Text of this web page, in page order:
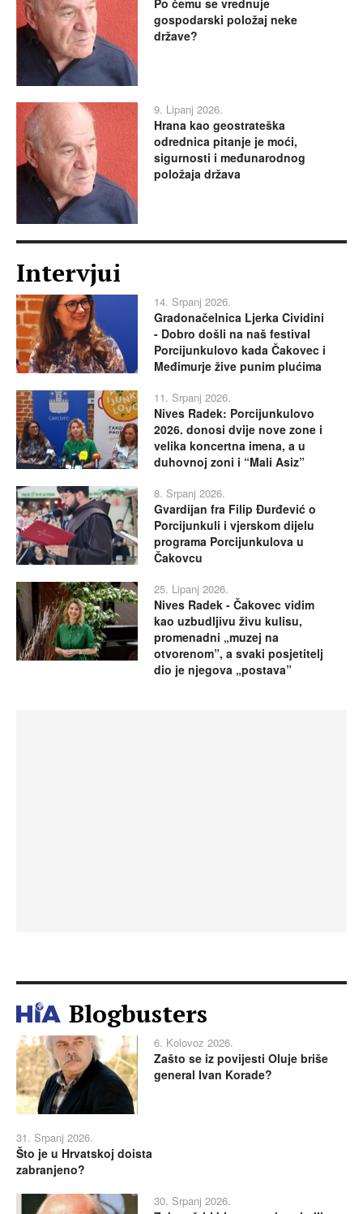
gospodarski položaj neke
države?
9. Lipanj 2026.
Hrana kao geostrateška
odrednica pitanje je moći,
sigurnosti i međunarodnog
položaja država
Intervjui
14. Srpanj 2026.
Gradonačelnica Ljerka Cividini
- Dobro došli na naš festival
Porcijunkulovo kada Čakovec i
Međimurje žive punim plućima
11. Srpanj 2026.
Nives Radek: Porcijunkulovo
2026. donosi dvije nove zone i
velika koncertna imena, a u
duhovnoj zoni i “Mali Asiz”
8. Srpanj 2026.
Gvardijan fra Filip Đurđević o
Porcijunkuli i vjerskom dijelu
programa Porcijunkulova u
Čakovcu
25. Lipanj 2026.
Nives Radek - Čakovec vidim
kao uzbudljivu živu kulisu,
promenadni „muzej na
otvorenom”, a svaki posjetitelj
dio je njegova „postava”
Blogbusters
6. Kolovoz 2026.
Zašto se iz povijesti Oluje briše
general Ivan Korade?
31. Srpanj 2026.
Što je u Hrvatskoj doista
zabranjeno?
30. Srpanj 2026.